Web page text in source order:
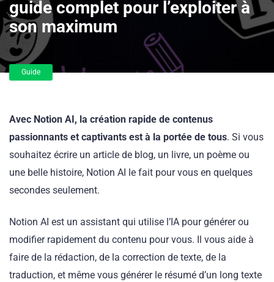
guide complet pour l’exploiter à
son maximum
Guide
Avec Notion AI, la création rapide de contenus
passionnants et captivants est à la portée de tous. Si vous
souhaitez écrire un article de blog, un livre, un poème ou
une belle histoire, Notion AI le fait pour vous en quelques
secondes seulement.
Notion AI est un assistant qui utilise l’IA pour générer ou
modifier rapidement du contenu pour vous. Il vous aide à
faire de la rédaction, de la correction de texte, de la
traduction, et même vous générer le résumé d’un long texte